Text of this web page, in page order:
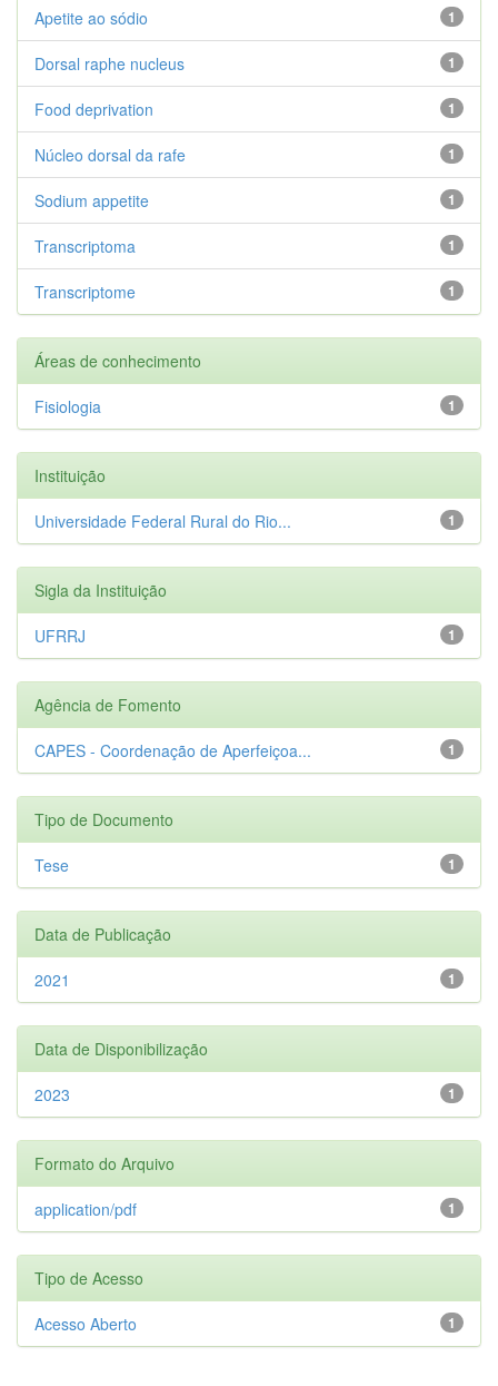
1
Apetite ao sódio
1
Dorsal raphe nucleus
1
Food deprivation
1
Núcleo dorsal da rafe
1
Sodium appetite
1
Transcriptoma
1
Transcriptome
Áreas de conhecimento
1
Fisiologia
Instituição
1
Universidade Federal Rural do Rio...
Sigla da Instituição
1
UFRRJ
Agência de Fomento
1
CAPES - Coordenação de Aperfeiçoa...
Tipo de Documento
1
Tese
Data de Publicação
1
2021
Data de Disponibilização
1
2023
Formato do Arquivo
1
application/pdf
Tipo de Acesso
1
Acesso Aberto